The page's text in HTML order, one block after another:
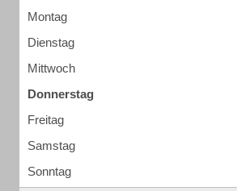
Montag
Dienstag
Mittwoch
Donnerstag
Freitag
Samstag
Sonntag